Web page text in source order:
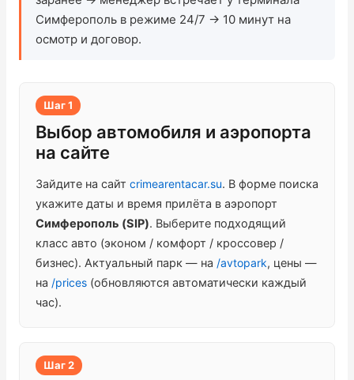
Программа лояльности
Проверить бонусный счёт
Блог
Аренда для юридических лиц
Контакты
Обратный звонок
Симферополь в режиме 24/7 → 10 минут на
осмотр и договор.
Шаг 1
Выбор автомобиля и аэропорта
на сайте
Зайдите на сайт crimearentacar.su. В форме поиска
укажите даты и время прилёта в аэропорт
Симферополь (SIP). Выберите подходящий
класс авто (эконом / комфорт / кроссовер /
бизнес). Актуальный парк — на /avtopark, цены —
на /prices (обновляются автоматически каждый
час).
Шаг 2